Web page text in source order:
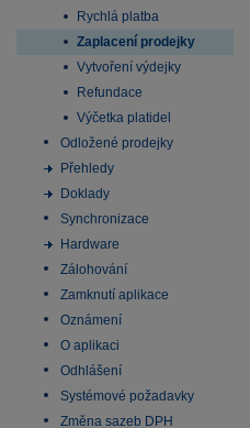
Rychlá platba
Zaplacení prodejky
Vytvoření výdejky
Refundace
Výčetka platidel
Odložené prodejky
Přehledy
Doklady
Synchronizace
Hardware
Zálohování
Zamknutí aplikace
Oznámení
O aplikaci
Odhlášení
Systémové požadavky
Změna sazeb DPH